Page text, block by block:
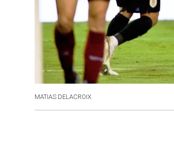
MATIAS DELACROIX